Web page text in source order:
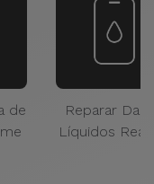
de
Reparar
Líquidos